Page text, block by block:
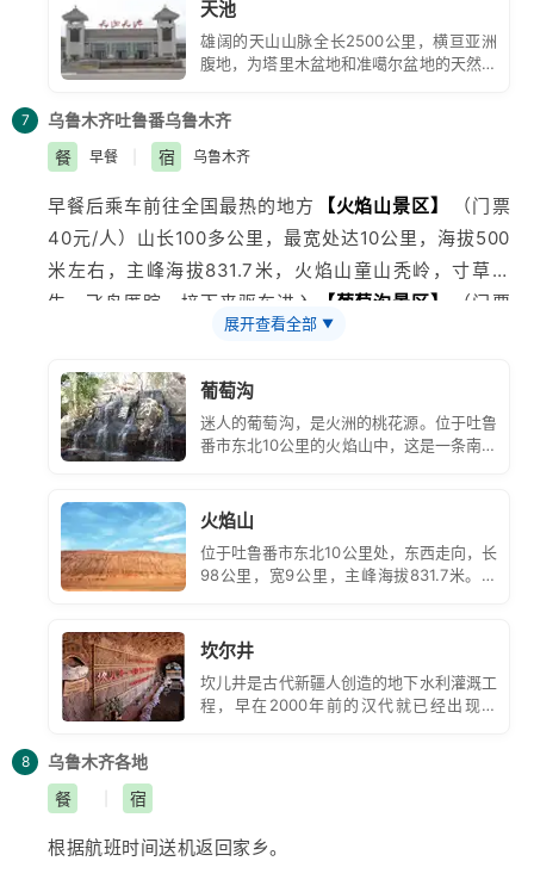
针”、“南山望雪”、“西山观松”、“海峰晨曦”、“悬泉飞瀑”
和“石门一线”这八景，每一景都有一个相对应的神话故
事，比如：龙潭碧月，传说中它是西王母当年的洗脚盆。
其他的神话故事和美景就需要您在景区内自己寻找，自己
发现了。午餐后乘车返回
【新疆国际大巴扎】
盖了建筑的功能性和时代感的基础上，重现了古丝绸之路
的繁华，集中体现了浓郁西域民族特色和地域文化。涵盖
了现代建筑的功能性和时代感的基础上，重现了古丝绸之
路的商业繁华，您可自费选择参加二道桥大巴扎歌舞剧
院，在品尝新疆特色美食与香甜瓜果的同时，欣赏游维族
尔族、蒙古族、哈萨克族等多民族带来的歌舞表演。晚返
回酒店休息。
天池
雄阔的天山山脉全长2500公里，横亘亚洲
腹地，为塔里木盆地和准噶尔盆地的天然分
山腰，距乌鲁木齐约110公里，平面海拔
1928米，素为有名的游览胜地。
7 乌鲁木齐吐鲁番乌鲁木齐
餐
早餐 宿 乌鲁木齐
早餐后乘车前往全国最热的地方 【火焰山景区】
（门票
40元/人）山长100多公里，最宽处达10公里，海拔500
米左右，主峰海拔831.7米，火焰山童山秃岭，寸草不
生，飞鸟匿踪。接下来驱车进入
【葡萄沟景区】
（门票
60元+25元区间车）葡萄沟是火焰山山谷中最大的一个
沟谷，她像一条绿色的丝带，飘逸在盆地中央。葡萄沟是
国家5A级名胜风景区，这里是一处幽静的避暑、观光、
旅游胜地。在葡萄沟里，您不仅能感受到大自然的神奇景
观、品尝到世界上最甜的葡萄，还能领略到葡萄沟里维吾
庆的少女采葡萄等，令人目不暇接。后参观被称为中国古
代三大工程的地下运河【坎儿井】 （门票40元/人）坎儿
井，是“井穴”的意思，早在《史记》中便有记载，时称
三大工程。吐鲁番的坎儿井总数达1100多条，全长约
5000公里。后结束行程返回乌鲁木齐入住酒店。
展开查看全部 ▼
葡萄沟
迷人的葡萄沟，是火洲的桃花源。位于吐鲁
番市东北10公里的火焰山中，这是一条南北
火焰山
位于吐鲁番市东北10公里处，东西走向，长
98公里，宽9公里，主峰海拔831.7米。每
坎尔井
坎儿井是古代新疆人创造的地下水利灌溉工
程，早在2000年前的汉代就已经出现雏
8 乌鲁木齐各地
餐
宿
根据航班时间送机返回家乡。